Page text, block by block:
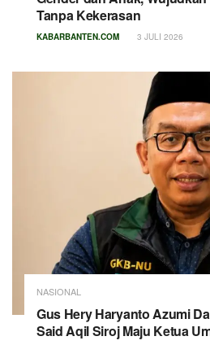
Tanpa Kekerasan
KABARBANTEN.COM 3 JULI 2026
NASIONAL
Gus Hery Haryanto Azumi
Said Aqil Siroj Maju Ketua